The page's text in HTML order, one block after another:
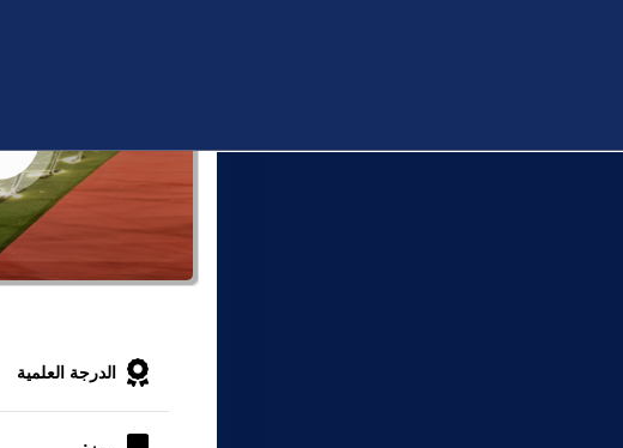
الدرجة العلمية